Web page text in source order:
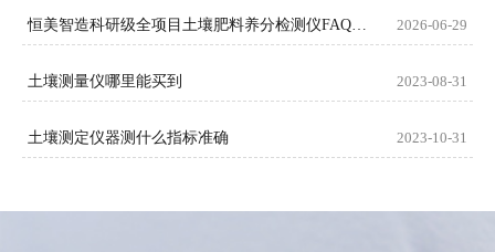
2026-06-29
土壤测量仪哪里能买到 2023-08-31
土壤测定仪器测什么指标准确 2023-10-31